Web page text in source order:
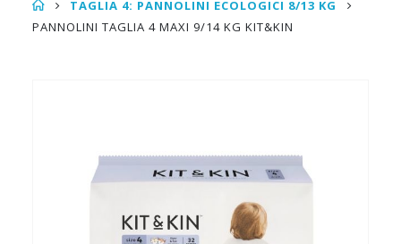
TAGLIA 4: PANNOLINI ECOLOGICI 8/13 KG
PANNOLINI TAGLIA 4 MAXI 9/14 KG KIT&KIN